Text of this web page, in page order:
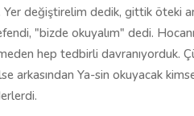
Yer değiştirelim dedik, gittik öteki
"bizde okuyalım" dedi.
hep tedbirli davranıyorduk.
arkasından Ya-sin okuyacak